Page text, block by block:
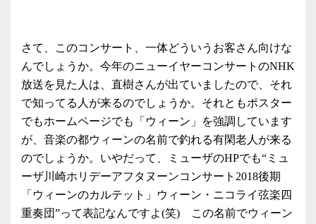
さて、このコンサート、一体どういうお客さん向けな
んでしょうか。今年のニューイヤーコンサートのNHK
放送を見た人は、直樹さんが出ていましたので、それ
で知ってる人が来るのでしょうか。それともポスター
でもホームページでも「ウィーン」を強調しています
が、音楽の都ウィーンの名前で釣れる有閑老人が来る
のでしょうか。いやだって、ミューザのHPでも“ミュ
ーザ川崎ホリデーアフタヌーンコンサート2018後期
「ウィーンのカルテット」ウィーン・ニコライ弦楽四
重奏団”って表記なんですよ(笑) この名前でウィーン